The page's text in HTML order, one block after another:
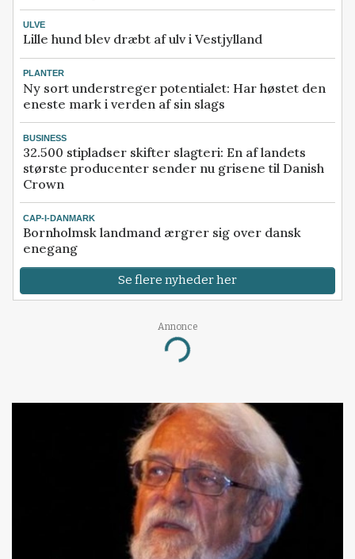
ULVE
Lille hund blev dræbt af ulv i Vestjylland
PLANTER
Ny sort understreger potentialet: Har høstet den
eneste mark i verden af sin slags
BUSINESS
32.500 stipladser skifter slagteri: En af landets
største producenter sender nu grisene til Danish
Crown
CAP-I-DANMARK
Bornholmsk landmand ærgrer sig over dansk
enegang
Se flere nyheder her
Annonce
Loading...